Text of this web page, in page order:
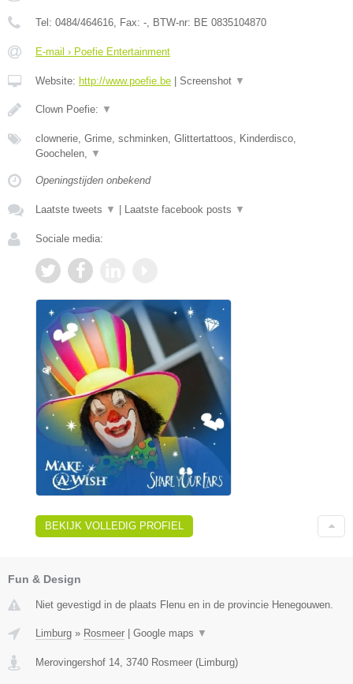
Tel: 0484/464616 , Fax: - , BTW-nr: BE 0835104870
E-mail › Poefie Entertainment
Website: http://www.poefie.be | Screenshot ▼
Clown Poefie: ▼
clownerie, Grime, schminken, Glittertattoos, Kinderdisco,
Goochelen,
▼
Openingstijden onbekend
Laatste tweets ▼ | Laatste facebook posts ▼
Sociale media:
BEKIJK VOLLEDIG PROFIEL
Fun & Design
Niet gevestigd in de plaats Flenu en in de provincie Henegouwen.
Limburg » Rosmeer | Google maps ▼
Merovingershof 14 3740 Rosmeer (Limburg)